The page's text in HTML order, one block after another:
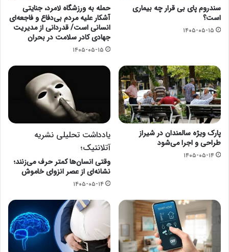
سندروم پای بی قرار چه بیماری
است؟
۱۴۰۵-۰۵-۱۵
حمله به ورزشگاه لامرد، جنایتی
آشکار علیه مردم بی‌دفاع و فاجعه‌ای
انسانی است/ قدردانی از مدیریت
جهادی کادر سلامت در بحران
۱۴۰۵-۰۵-۱۵
پارک ویژه سالمندان در شیراز
طراحی و اجرا می‌شود
۱۴۰۵-۰۵-۱۴
یادداشت تحلیلی نشریه
آتلانتیک؛
وقتی انسان‌ها کمتر حرف می‌زنند؛
نشانه‌ای از عصر انزوای خاموش
۱۴۰۵-۰۵-۱۴